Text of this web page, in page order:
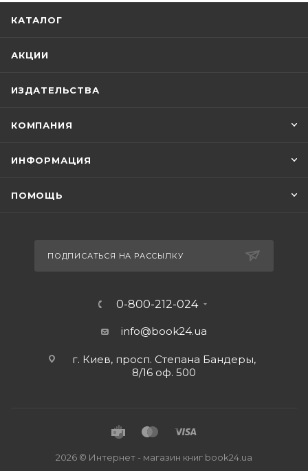
КАТАЛОГ
АКЦИИ
ИЗДАТЕЛЬСТВА
КОМПАНИЯ
ИНФОРМАЦИЯ
ПОМОЩЬ
ПОДПИСАТЬСЯ НА РАССЫЛКУ
0-800-212-024
info@book24.ua
г. Киев, просп. Степана Бандеры,
8/16 оф. 500
2026 © Интернет - магазин книг book24.ua